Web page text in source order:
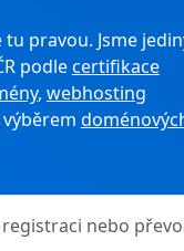
tu pravou. Jsme
podlecertifikace
, webhosting
nebo převodu